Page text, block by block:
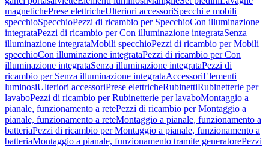
magnetichePrese elettricheUlteriori accessoriSpecchi e mobili
specchioSpecchioPezzi di ricambio per SpecchioCon illuminazione
integrataPezzi di ricambio per Con illuminazione integrataSenza
illuminazione integrataMobili specchioPezzi di ricambio per Mobili
specchioCon illuminazione integrataPezzi di ricambio per Con
illuminazione integrataSenza illuminazione integrataPezzi di
ricambio per Senza illuminazione integrataAccessoriElementi
luminosiUlteriori accessoriPrese elettricheRubinettiRubinetterie per
lavaboPezzi di ricambio per Rubinetterie per lavaboMontaggio a
pianale, funzionamento a retePezzi di ricambio per Montaggio a
pianale, funzionamento a reteMontaggio a pianale, funzionamento a
batteriaPezzi di ricambio per Montaggio a pianale, funzionamento a
batteriaMontaggio a pianale, funzionamento tramite generatorePezzi